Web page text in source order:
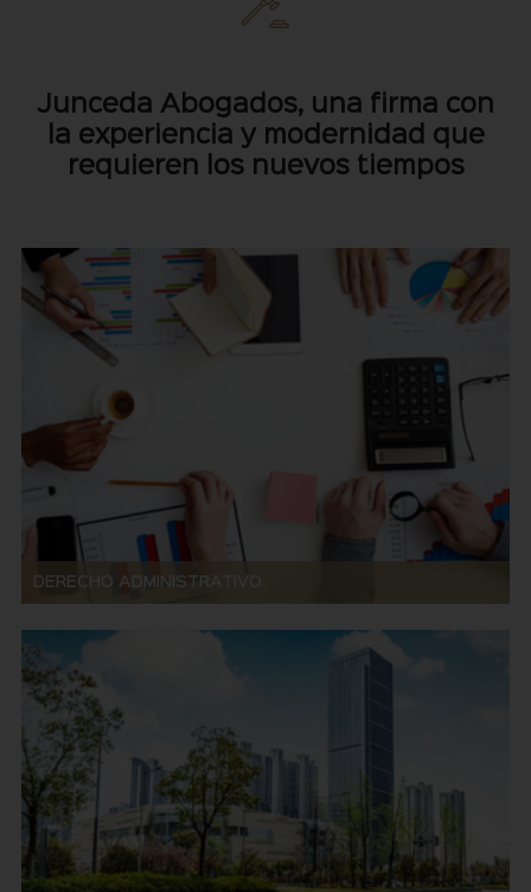
Junceda Abogados, una firma con
la experiencia y modernidad que
requieren los nuevos tiempos
DERECHO ADMINISTRATIVO